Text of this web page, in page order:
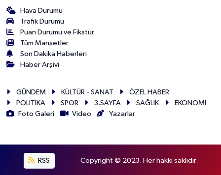
Hava Durumu
Trafik Durumu
Puan Durumu ve Fikstür
Tüm Manşetler
Son Dakika Haberleri
Haber Arşivi
GÜNDEM KÜLTÜR - SANAT
ÖZEL HABER
POLİTİKA
SPOR 3.SAYFA SAĞLIK
EKONOMİ
Foto Galeri
Video Yazarlar
RSS Copyright © 2023. Her hakkı saklıdır.